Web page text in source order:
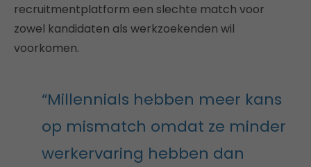
recruitmentplatform een slechte match voor
zowel kandidaten als werkzoekenden wil
voorkomen.
“Millennials hebben meer kans
op mismatch omdat ze minder
werkervaring hebben dan